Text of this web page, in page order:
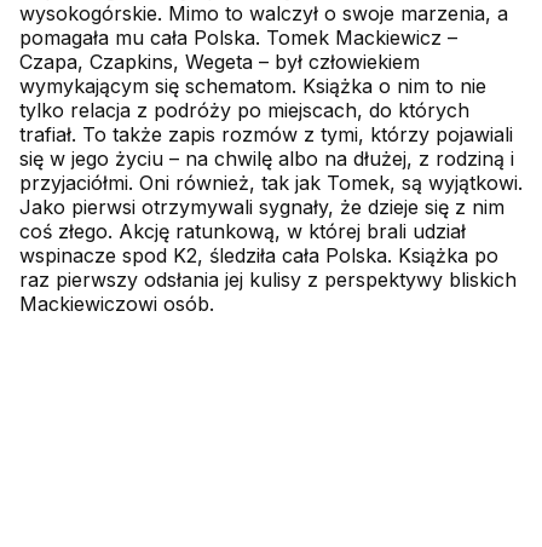
wysokogórskie. Mimo to walczył o swoje marzenia, a
pomagała mu cała Polska. Tomek Mackiewicz –
Czapa, Czapkins, Wegeta – był człowiekiem
wymykającym się schematom. Książka o nim to nie
tylko relacja z podróży po miejscach, do których
trafiał. To także zapis rozmów z tymi, którzy pojawiali
się w jego życiu – na chwilę albo na dłużej, z rodziną i
przyjaciółmi. Oni również, tak jak Tomek, są wyjątkowi.
Jako pierwsi otrzymywali sygnały, że dzieje się z nim
coś złego. Akcję ratunkową, w której brali udział
wspinacze spod K2, śledziła cała Polska. Książka po
raz pierwszy odsłania jej kulisy z perspektywy bliskich
Mackiewiczowi osób.